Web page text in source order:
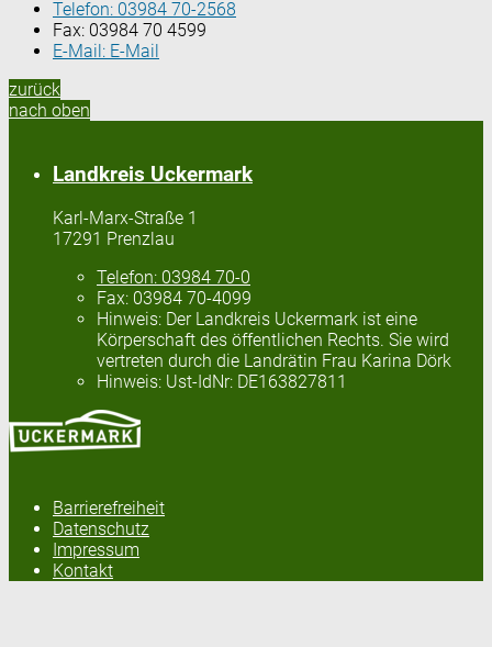
Telefon: 03984 70-2568
Fax: 03984 70 4599
E-Mail: E-Mail
zurück
nach oben
Landkreis Uckermark
Karl-Marx-Straße 1
17291 Prenzlau
Telefon: 03984 70-0
Fax: 03984 70-4099
Hinweis: Der Landkreis Uckermark ist eine
Körperschaft des öffentlichen Rechts. Sie wird
vertreten durch die Landrätin Frau Karina Dörk
Hinweis: Ust-IdNr: DE163827811
Barrierefreiheit
Datenschutz
Impressum
Kontakt